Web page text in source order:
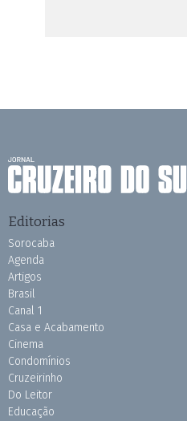
Editorias
Sorocaba
Agenda
Artigos
Brasil
Canal 1
Casa e Acabamento
Cinema
Condomínios
Cruzeirinho
Do Leitor
Educação